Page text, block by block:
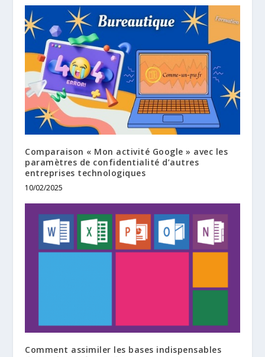
Comparaison « Mon activité Google » avec les
paramètres de confidentialité d’autres
entreprises technologiques
10/02/2025
Comment assimiler les bases indispensables